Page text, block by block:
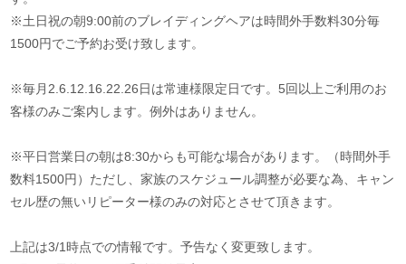
※土日祝の朝9:00前のブレイディングヘアは時間外手数料30分毎
1500円でご予約お受け致します。
※毎月2.6.12.16.22.26日は常連様限定日です。5回以上ご利用のお
客様のみご案内します。例外はありません。
※平日営業日の朝は8:30からも可能な場合があります。（時間外手
数料1500円）ただし、家族のスケジュール調整が必要な為、キャン
セル歴の無いリピーター様のみの対応とさせて頂きます。
上記は3/1時点での情報です。予告なく変更致します。